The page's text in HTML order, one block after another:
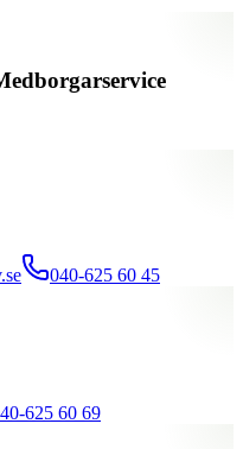
040-625 60 45
625 60 69